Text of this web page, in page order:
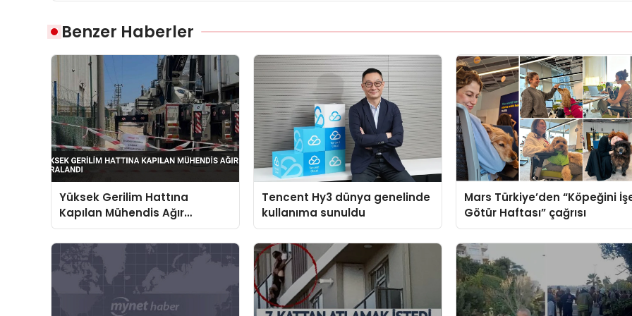
Benzer Haberler
Yüksek Gerilim Hattına
Kapılan Mühendis Ağır
Yaralandı
Tencent Hy3 dünya genelinde
kullanıma sunuldu
Mars Türkiye’den “Köpeğini
Götür Haftası” çağrısı